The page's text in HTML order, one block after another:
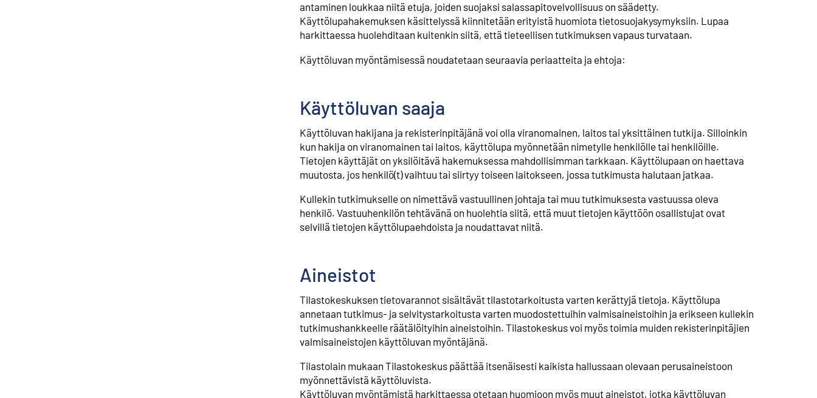
antaminen loukkaa niitä etuja, joiden suojaksi salassapitovelvollisuus on säädetty.
Käyttölupahakemuksen käsittelyssä kiinnitetään erityistä huomiota tietosuojakysymyksiin. Lupaa
harkittaessa huolehditaan kuitenkin siitä, että tieteellisen tutkimuksen vapaus turvataan.
Käyttöluvan myöntämisessä noudatetaan seuraavia periaatteita ja ehtoja:
Käyttöluvan saaja
Käyttöluvan hakijana ja rekisterinpitäjänä voi olla viranomainen, laitos tai yksittäinen tutkija. Silloinkin
kun hakija on viranomainen tai laitos, käyttölupa myönnetään nimetylle henkilölle tai henkilöille.
Tietojen käyttäjät on yksilöitävä hakemuksessa mahdollisimman tarkkaan. Käyttölupaan on haettava
muutosta, jos henkilö(t) vaihtuu tai siirtyy toiseen laitokseen, jossa tutkimusta halutaan jatkaa.
Kullekin tutkimukselle on nimettävä vastuullinen johtaja tai muu tutkimuksesta vastuussa oleva
henkilö. Vastuuhenkilön tehtävänä on huolehtia siitä, että muut tietojen käyttöön osallistujat ovat
selvillä tietojen käyttölupaehdoista ja noudattavat niitä.
Aineistot
Tilastokeskuksen tietovarannot sisältävät tilastotarkoitusta varten kerättyjä tietoja. Käyttölupa
annetaan tutkimus- ja selvitystarkoitusta varten muodostettuihin valmisaineistoihin ja erikseen kullekin
tutkimushankkeelle räätälöityihin aineistoihin. Tilastokeskus voi myös toimia muiden rekisterinpitäjien
valmisaineistojen käyttöluvan myöntäjänä.
Tilastolain mukaan Tilastokeskus päättää itsenäisesti kaikista hallussaan olevaan perusaineistoon
myönnettävistä käyttöluvista.
Käyttöluvan myöntämistä harkittaessa otetaan huomioon myös muut aineistot, jotka käyttöluvan